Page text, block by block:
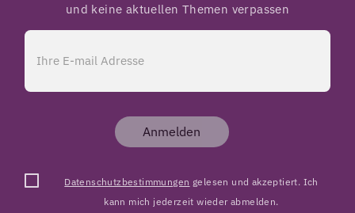
und keine aktuellen Themen verpassen
Anmelden
Datenschutzbestimmungen gelesen und akzeptiert. Ich
kann mich jederzeit wieder abmelden.